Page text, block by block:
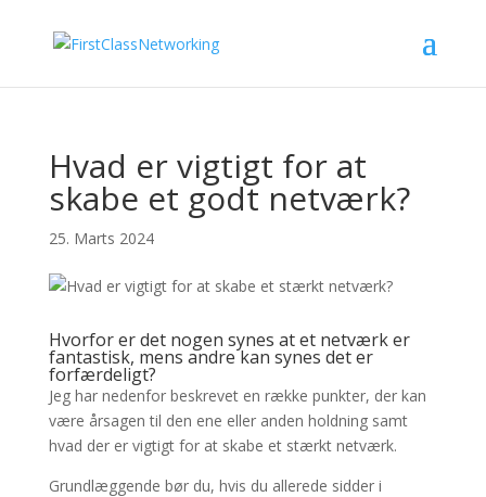
Hvad er vigtigt for at
skabe et godt netværk?
25. Marts 2024
Hvorfor er det nogen synes at et netværk er
fantastisk, mens andre kan synes det er
forfærdeligt?
Jeg har nedenfor beskrevet en række punkter, der kan
være årsagen til den ene eller anden holdning samt
hvad der er vigtigt for at skabe et stærkt netværk.
Grundlæggende bør du, hvis du allerede sidder i